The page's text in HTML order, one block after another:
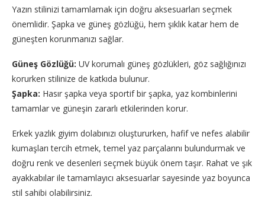
Yazın stilinizi tamamlamak için doğru aksesuarları seçmek
önemlidir. Şapka ve güneş gözlüğü, hem şıklık katar hem de
güneşten korunmanızı sağlar.
Güneş Gözlüğü: UV korumalı güneş gözlükleri, göz sağlığınızı
korurken stilinize de katkıda bulunur.
Şapka: Hasır şapka veya sportif bir şapka, yaz kombinlerini
tamamlar ve güneşin zararlı etkilerinden korur.
Erkek yazlık giyim dolabınızı oluştururken, hafif ve nefes alabilir
kumaşları tercih etmek, temel yaz parçalarını bulundurmak ve
doğru renk ve desenleri seçmek büyük önem taşır. Rahat ve şık
ayakkabılar ile tamamlayıcı aksesuarlar sayesinde yaz boyunca
stil sahibi olabilirsiniz.